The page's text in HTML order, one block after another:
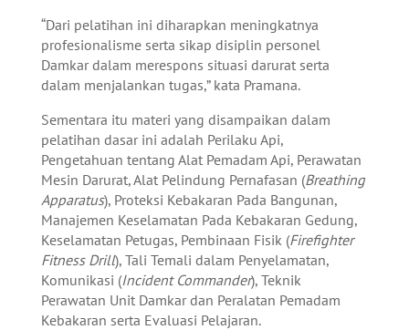
“Dari pelatihan ini diharapkan meningkatnya
profesionalisme serta sikap disiplin personel
Damkar dalam merespons situasi darurat serta
dalam menjalankan tugas,” kata Pramana.
Sementara itu materi yang disampaikan dalam
pelatihan dasar ini adalah Perilaku Api,
Pengetahuan tentang Alat Pemadam Api, Perawatan
Mesin Darurat, Alat Pelindung Pernafasan (Breathing
Apparatus), Proteksi Kebakaran Pada Bangunan,
Manajemen Keselamatan Pada Kebakaran Gedung,
Keselamatan Petugas, Pembinaan Fisik (Firefighter
Fitness Drill), Tali Temali dalam Penyelamatan,
Komunikasi (Incident Commander), Teknik
Perawatan Unit Damkar dan Peralatan Pemadam
Kebakaran serta Evaluasi Pelajaran.